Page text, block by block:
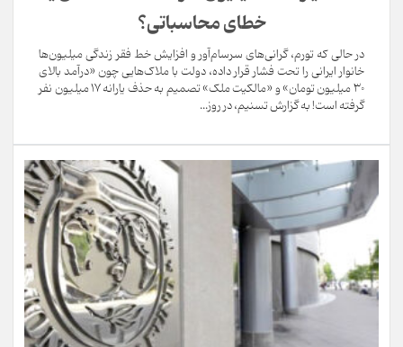
خطای محاسباتی؟
در حالی که تورم، گرانی‌های سرسام‌آور و افزایش خط فقر زندگی میلیون‌ها
خانوار ایرانی را تحت فشار قرار داده، دولت با ملاک‌هایی چون «درآمد بالای
۳۰ میلیون تومان» و «مالکیت ملک» تصمیم به حذف یارانه ۱۷ میلیون نفر
گرفته است! به گزارش تسنیم، در روز...